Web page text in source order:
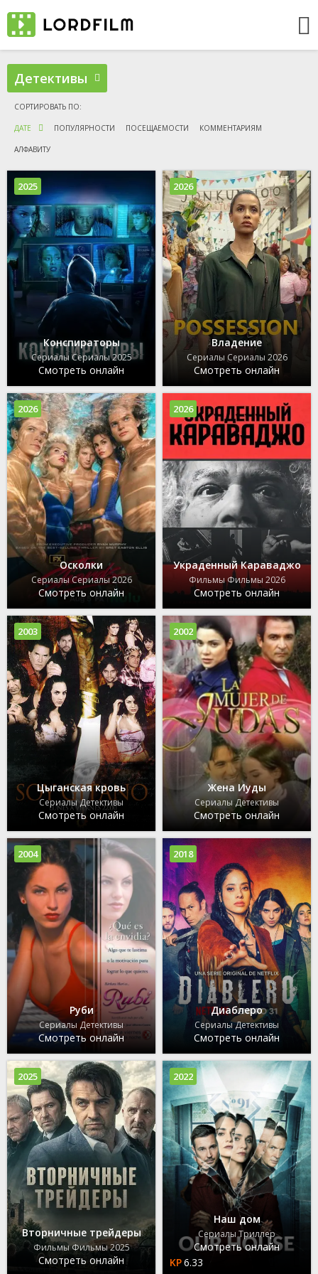
Детективы
ДАТЕ ПОПУЛЯРНОСТИ ПОСЕЩАЕМОСТИ КОММЕНТАРИЯМ
АЛФАВИТУ
Конспираторы
Сериалы Сериалы 2025
Смотреть онлайн
2025
Владение
Сериалы Сериалы 2026
Смотреть онлайн
2026
Осколки
Сериалы Сериалы 2026
Смотреть онлайн
2026
Украденный Караваджо
Фильмы Фильмы 2026
Смотреть онлайн
2026
Цыганская кровь
Сериалы Детективы
Смотреть онлайн
2003
Жена Иуды
Сериалы Детективы
Смотреть онлайн
2002
Руби
Сериалы Детективы
Смотреть онлайн
2004
Диаблеро
Сериалы Детективы
Смотреть онлайн
2018
Вторничные трейдеры
Фильмы Фильмы 2025
Смотреть онлайн
2025
Наш дом
Сериалы Триллер
Смотреть онлайн
6.33
2022